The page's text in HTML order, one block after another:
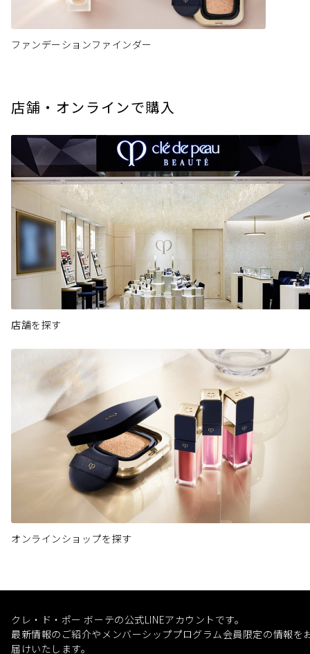
ファンデーションファインダー
店舗・オンラインで購入
店舗を探す
オンラインショップを探す
クレ・ド・ポー ボーテの公式LINEアカウントです。
最新情報のご紹介やメンバーシッププログラム会員限定の情報を
届けいたします。